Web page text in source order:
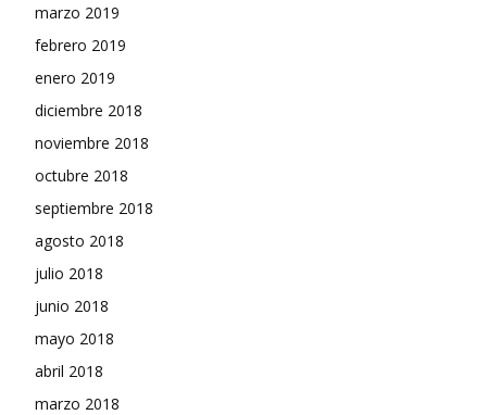
marzo 2019
febrero 2019
enero 2019
diciembre 2018
noviembre 2018
octubre 2018
septiembre 2018
agosto 2018
julio 2018
junio 2018
mayo 2018
abril 2018
marzo 2018